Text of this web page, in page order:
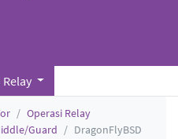
Operasi Relay
Guard DragonFlyBSD